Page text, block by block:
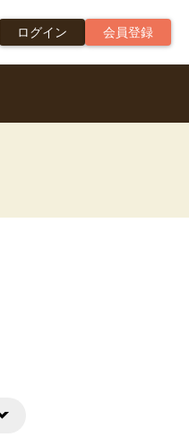
ログイン 会員登録